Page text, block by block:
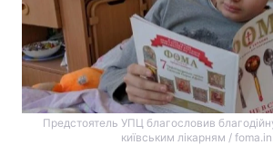
Предстоятель УПЦ благословив
київським лікарням /